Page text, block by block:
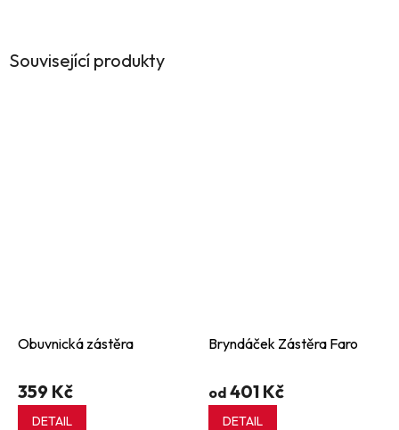
Související produkty
Obuvnická zástěra
359 Kč
DETAIL
Bryndáček Zástěra Faro
od 401 Kč
DETAIL